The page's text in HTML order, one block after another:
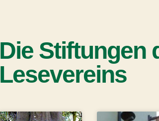
Die Stiftungen
Lesevereins